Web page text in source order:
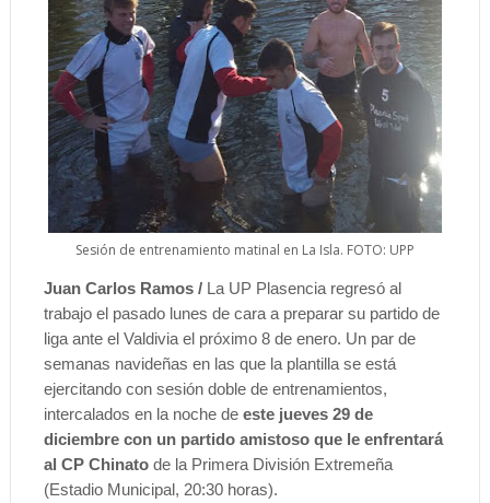
Sesión de entrenamiento matinal en La Isla. FOTO: UPP
Juan Carlos Ramos / La UP Plasencia regresó al
trabajo el pasado lunes de cara a preparar su partido de
liga ante el Valdivia el próximo 8 de enero. Un par de
semanas navideñas en las que la plantilla se está
ejercitando con sesión doble de entrenamientos,
intercalados en la noche de este jueves 29 de
diciembre con un partido amistoso que le enfrentará
al CP Chinatode la Primera División Extremeña
(Estadio Municipal, 20:30 horas).